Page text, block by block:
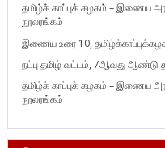
தமிழ்க் காப்புக் கழகம் – இணைய
நூலரங்கம்
இணைய உரை 10,
நட்பு தமிழ் வட்டம், 7ஆவது ஆண்டு
தமிழ்க் காப்புக் கழகம் – இணைய
நூலரங்கம்